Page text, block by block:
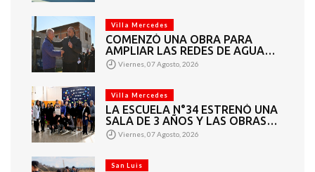
Villa Mercedes
COMENZÓ UNA OBRA PARA
AMPLIAR LAS REDES DE AGUA
POTABLE Y CLOACAS EN VILLA
MERCEDES
Viernes, 07 Agosto, 2026
Villa Mercedes
LA ESCUELA N°34 ESTRENÓ UNA
SALA DE 3 AÑOS Y LAS OBRAS
QUE PERMITEN COMPLETAR EL
CICLO SECUNDARIO
Viernes, 07 Agosto, 2026
San Luis